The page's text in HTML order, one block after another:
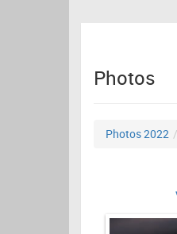
Photos
Photos 2022